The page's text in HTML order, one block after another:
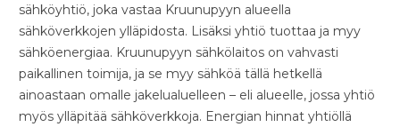
sähköyhtiö, joka vastaa Kruunupyyn alueella
sähköverkkojen ylläpidosta. Lisäksi yhtiö tuottaa ja myy
sähköenergiaa. Kruunupyyn sähkölaitos on vahvasti
paikallinen toimija, ja se myy sähköä tällä hetkellä
ainoastaan omalle jakelualuelleen – eli alueelle, jossa yhtiö
myös ylläpitää sähköverkkoja. Energian hinnat yhtiöllä